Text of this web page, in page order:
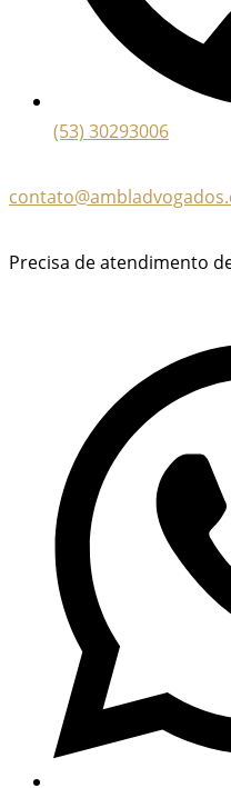
(53) 30293006
Precisa de atendimento